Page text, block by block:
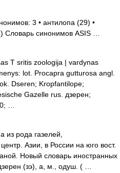
3 • антилопа (29) •
Словарь синонимов ASIS …
T sritis zoologija | vardynas
lot. Procapra gutturosa angl.
Dseren; Kropfantilope;
Gazelle rus. дзерен;
…
из рода газелей,
Азии, в России на юго вост.
Новый словарь иностранных
(зэ), а, м., одуш. ( …